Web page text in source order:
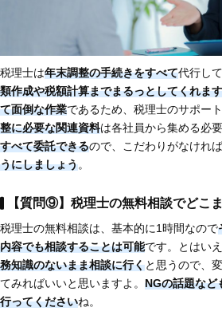
税理士は年末調整の手続きをすべて代行し
類作成や税額計算までまるっとしてくれます
て面倒な作業であるため、税理士のサポー
整に必要な関連資料は各社員から集める必
すべて委託できるので、こだわりがなければ
うにしましょう。
【質問⑨】税理士の無料相談でどこ
税理士の無料相談は、基本的に1時間なので
内容でも相談することは可能です。とはいえ
務知識のないまま相談に行くと思うので、
てみればいいと思いますよ。 NGの話題など
行ってくださいね。